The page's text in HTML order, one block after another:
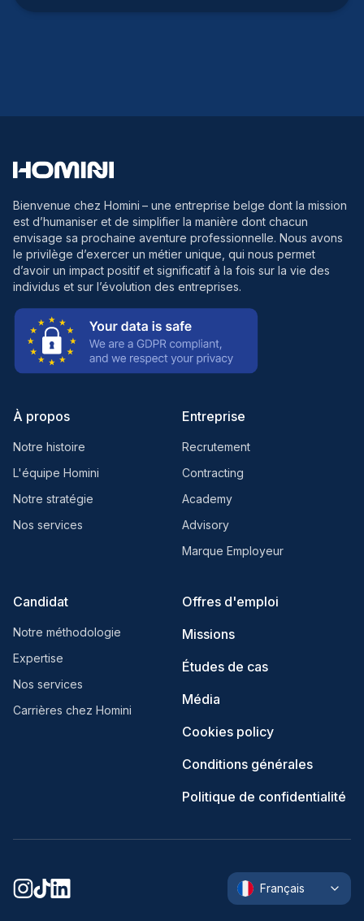
Bienvenue chez Homini – une entreprise belge dont la mission
est d’humaniser et de simplifier la manière dont chacun
envisage sa prochaine aventure professionnelle. Nous avons
le privilège d’exercer un métier unique, qui nous permet
d’avoir un impact positif et significatif à la fois sur la vie des
individus et sur l’évolution des entreprises.
À propos
Notre histoire
L'équipe Homini
Notre stratégie
Nos services
Entreprise
Recrutement
Contracting
Academy
Advisory
Marque Employeur
Candidat
Notre méthodologie
Expertise
Nos services
Carrières chez Homini
Offres d'emploi
Missions
Études de cas
Média
Cookies policy
Conditions générales
Politique de confidentialité
Français